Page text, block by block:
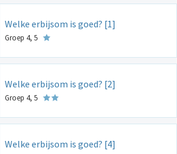
Welke erbijsom is goed? [1]
Groep 4, 5
Welke erbijsom is goed? [2]
Groep 4, 5
Welke erbijsom is goed? [4]